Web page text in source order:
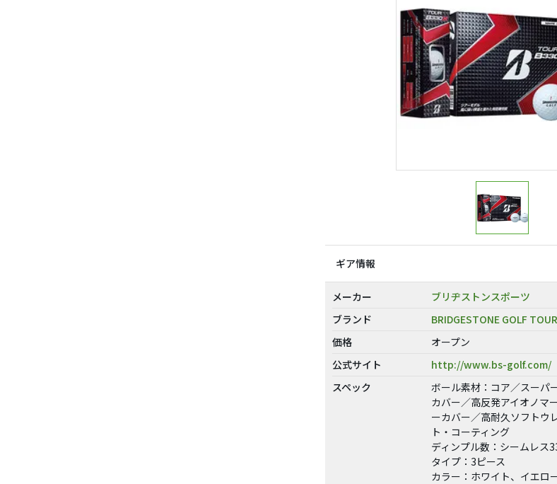
ギア情報
メーカー
ブリヂストンスポーツ
ブランド
BRIDGESTONE GOLF
価格
オープン
公式サイト
http://www.bs-golf.com/
スペック
ボール素材：コア／スーパ
カバー／高反発アイオノマ
ーカバー／高耐久ソフトウ
ト・コーティング
ディンプル数：シームレス
タイプ：3ピース
カラー：ホワイト、イエロ